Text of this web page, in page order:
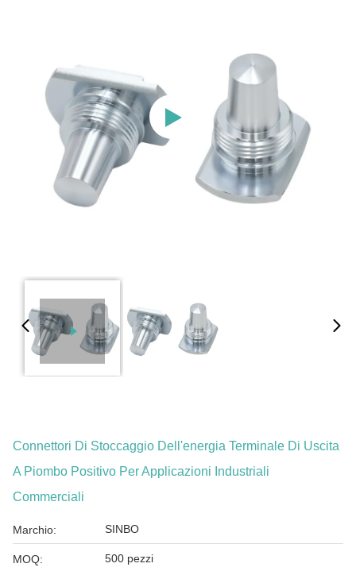
Connettori Di Stoccaggio Dell'energia Terminale Di Uscita
A Piombo Positivo Per Applicazioni Industriali
Commerciali
Marchio: SINBO
MOQ: 500 pezzi